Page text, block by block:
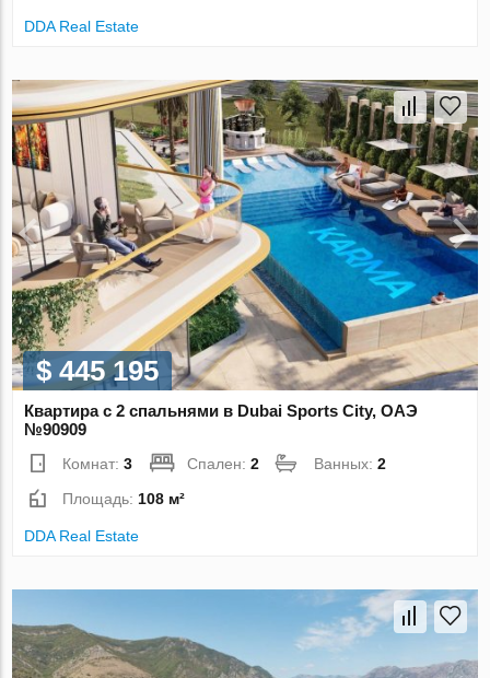
DDA Real Estate
$ 445 195
Квартира с 2 спальнями в Dubai Sports City, ОАЭ
№90909
Комнат:3 Спален:2 Ванных:2
Площадь: 108 м²
DDA Real Estate